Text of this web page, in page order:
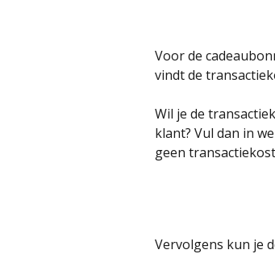
Voor de
vindt de
Wil je de
klant? Vul dan in
geen
Vervolgens kun je